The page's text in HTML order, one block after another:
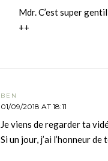
Mdr. C’est super
++
BEN
01/09/2018 AT 18:11
Je viens de regarder ta
Si un jour, j’ai l’honneur